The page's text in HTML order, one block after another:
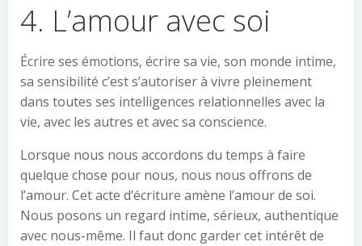
4. L’amour avec soi
Écrire ses émotions, écrire sa vie, son monde intime,
sa sensibilité c’est s’autoriser à vivre pleinement
dans toutes ses intelligences relationnelles avec la
vie, avec les autres et avec sa conscience.
Lorsque nous nous accordons du temps à faire
quelque chose pour nous, nous nous offrons de
l’amour. Cet acte d’écriture amène l’amour de soi.
Nous posons un regard intime, sérieux, authentique
avec nous-même. Il faut donc garder cet intérêt de